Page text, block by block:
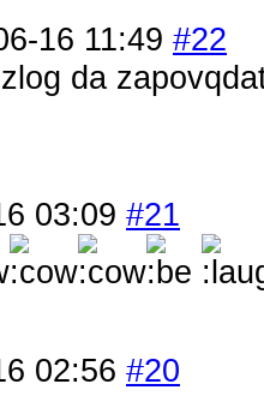
16 11:49 #22
da
03:09 #21
02:56 #20